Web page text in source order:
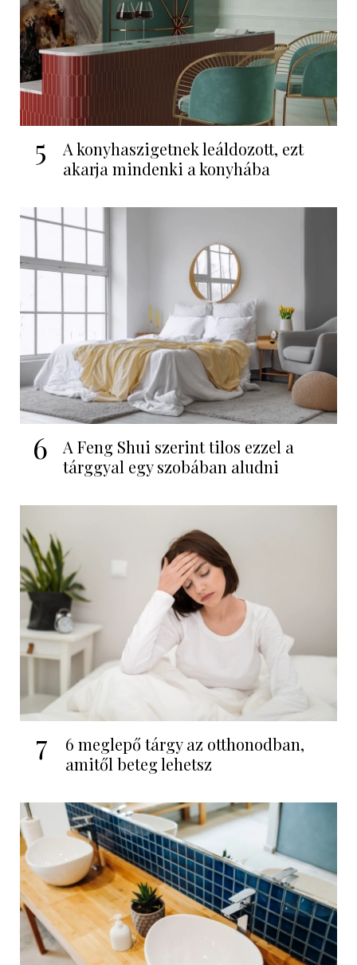
5
A konyhaszigetnek leáldozott, ezt
akarja mindenki a konyhába
6
A Feng Shui szerint tilos ezzel a
tárggyal egy szobában aludni
7
6 meglepő tárgy az otthonodban,
amitől beteg lehetsz